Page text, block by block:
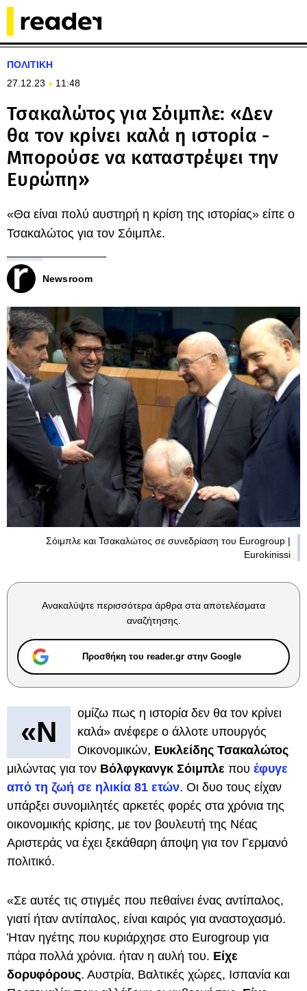
ΠΟΛΙΤΙΚΗ
27.12.23
11:48
Τσακαλώτος για Σόιμπλε: «Δεν
θα τον κρίνει καλά η ιστορία -
Μπορούσε να καταστρέψει την
Ευρώπη»
«Θα είναι πολύ αυστηρή η κρίση της ιστορίας» είπε ο
Τσακαλώτος για τον Σόιμπλε.
Newsroom
Σόιμπλε και Τσακαλώτος σε συνεδρίαση του Eurogroup |
Eurokinissi
Ανακαλύψτε περισσότερα άρθρα στα αποτελέσματα
αναζήτησης.
Προσθήκη του reader.gr στην Google
«Ν
ομίζω πως η ιστορία δεν θα τον κρίνει
καλά» ανέφερε ο άλλοτε υπουργός
Οικονομικών, Ευκλείδης Τσακαλώτος
μιλώντας για τον Βόλφγκανγκ Σόιμπλε που έφυγε
από τη ζωή σε ηλικία 81 ετών. Οι δυο τους είχαν
υπάρξει συνομιλητές αρκετές φορές στα χρόνια της
οικονομικής κρίσης, με τον βουλευτή της Νέας
Αριστεράς να έχει ξεκάθαρη άποψη για τον Γερμανό
πολιτικό.
«Σε αυτές τις στιγμές που πεθαίνει ένας αντίπαλος,
γιατί ήταν αντίπαλος, είναι καιρός για αναστοχασμό.
Ήταν ηγέτης που κυριάρχησε στο Eurogroup για
πάρα πολλά χρόνια. ήταν η αυλή του. Είχε
δορυφόρους. Αυστρία, Βαλτικές χώρες, Ισπανία και